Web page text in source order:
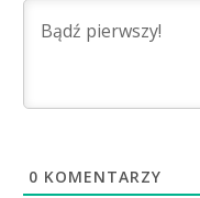
0 KOMENTARZY